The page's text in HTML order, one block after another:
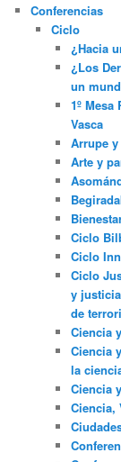
Conferencias
Ciclo
¿Hacia
¿Los
un
1º
Vasca
Arrupe
Arte y
Ciclo
Ciclo
Ciclo
y
de
Ciencia
Ciencia
la
Ciencia
Ciencia,